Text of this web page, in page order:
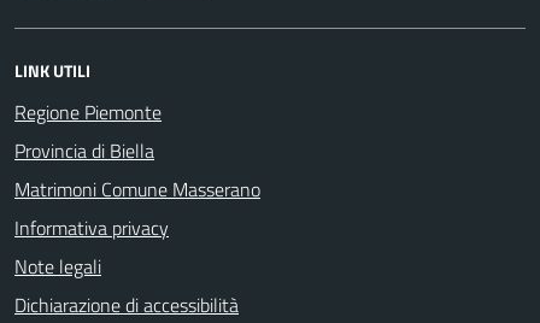
LINK UTILI
Regione Piemonte
Provincia di Biella
Matrimoni Comune Masserano
Informativa privacy
Note legali
Dichiarazione di accessibilità